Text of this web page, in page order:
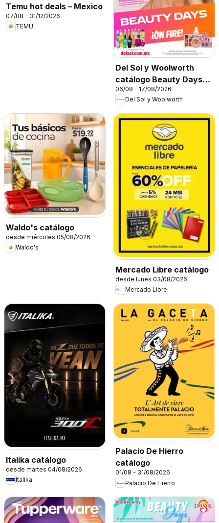
Temu hot deals – Mexico
07/08 - 31/12/2026
TEMU
Del Sol y Woolworth
catálogo Beauty Days
On Fire
06/08 - 17/08/2026
Del Sol y Woolworth
Waldo's catálogo
desde miércoles 05/08/2026
Waldo's
Mercado Libre catálogo
desde lunes 03/08/2026
Mercado Libre
Italika catálogo
desde martes 04/08/2026
Italika
Palacio De Hierro
catálogo
01/08 - 31/08/2026
Palacio De Hierro